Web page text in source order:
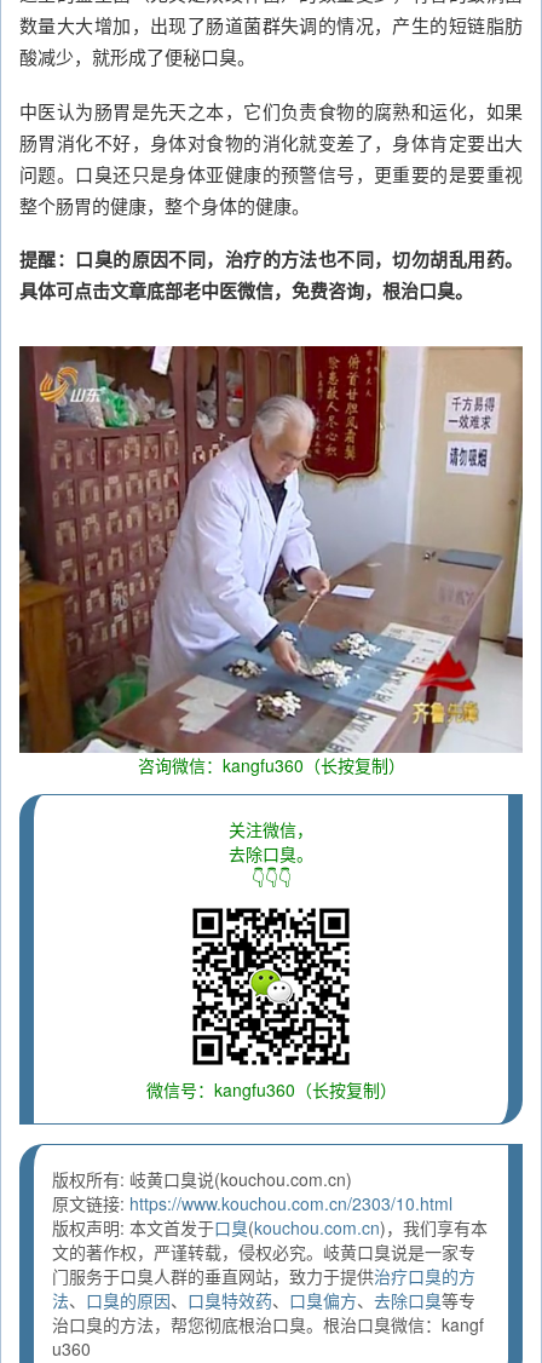
数量大大增加，出现了肠道菌群失调的情况，产生的短链脂肪
酸减少，就形成了便秘口臭。
中医认为肠胃是先天之本，它们负责食物的腐熟和运化，如果
肠胃消化不好，身体对食物的消化就变差了，身体肯定要出大
问题。口臭还只是身体亚健康的预警信号，更重要的是要重视
整个肠胃的健康，整个身体的健康。
提醒：口臭的原因不同，治疗的方法也不同，切勿胡乱用药。
具体可点击文章底部老中医微信，免费咨询，根治口臭。
咨询微信：kangfu360（长按复制）
关注微信，
去除口臭。
👇👇👇
微信号：kangfu360（长按复制）
版权所有: 岐黄口臭说(kouchou.com.cn)
原文链接: https://www.kouchou.com.cn/2303/10.html
版权声明: 本文首发于口臭(kouchou.com.cn)，我们享有本
文的著作权，严谨转载，侵权必究。岐黄口臭说是一家专
门服务于口臭人群的垂直网站，致力于提供治疗口臭的方
法、 口臭的原因、 口臭特效药、 口臭偏方、 去除口臭等专
治口臭的方法，帮您彻底根治口臭。根治口臭微信：kangf
u360